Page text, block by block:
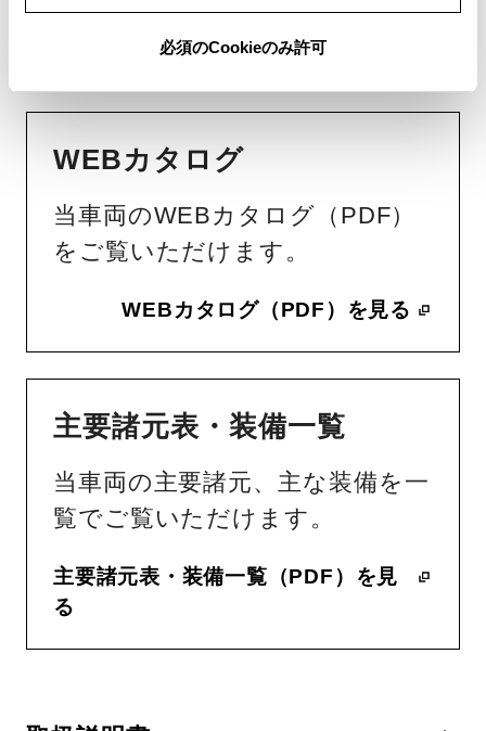
必須のCookieのみ許可
ック情報
WEBカタログ
当車両のWEBカタログ（PDF）
をご覧いただけます。
WEBカタログ（PDF）を見る
主要諸元表・装備一覧
当車両の主要諸元、主な装備を一
覧でご覧いただけます。
主要諸元表・装備一覧（PDF）を見
る